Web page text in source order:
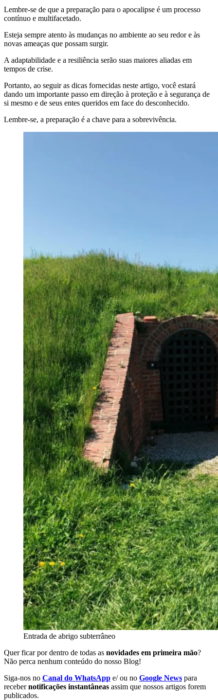
Lembre-se de que a preparação para o apocalipse é um processo
contínuo e multifacetado.
Esteja sempre atento às mudanças no ambiente ao seu redor e às
novas ameaças que possam surgir.
A adaptabilidade e a resiliência serão suas maiores aliadas em
tempos de crise.
Portanto, ao seguir as dicas fornecidas neste artigo, você estará
dando um importante passo em direção à proteção e à segurança de
si mesmo e de seus entes queridos em face do desconhecido.
Lembre-se, a preparação é a chave para a sobrevivência.
Entrada de abrigo subterrâneo
Quer ficar por dentro de todas as novidades em primeira mão?
Não perca nenhum conteúdo do nosso Blog!
Siga-nos no Canal do WhatsApp e/ ou no Google News para
recebernotificações instantâneas assim que nossos artigos forem
publicados.